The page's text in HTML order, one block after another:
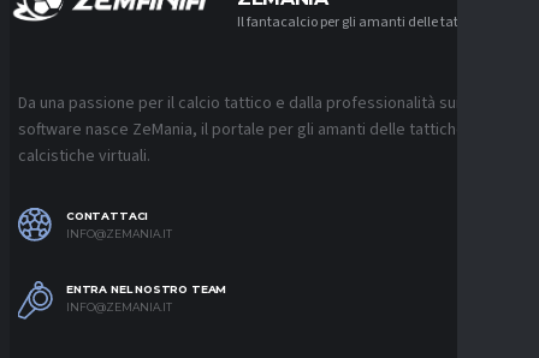
Il fantacalcio per gli amanti delle tattiche
Da una passione per il calcio tattico e dalla professionalità sui
software nasce ZeMania, il portale per gli amanti delle tattiche
calcistiche virtuali.
CONTATTACI
INFO@ZEMANIA.IT
ENTRA NEL NOSTRO TEAM
INFO@ZEMANIA.IT